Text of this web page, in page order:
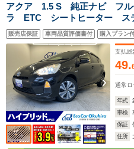
アクア 1.5 S 純正ナビ フ
ラ ETC シートヒーター ス
ートライト スペアキー LED
キー
販売店保証 車両品質評価書付 購入プラン
支払総
49.
通常ロ
年式
車検
保証
住所